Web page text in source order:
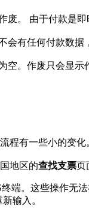
。 由于付款是
有任何付款数据
空。作废只会显示
程有一些小的变
地区的查找支票页
端。这些操作无法
输入。